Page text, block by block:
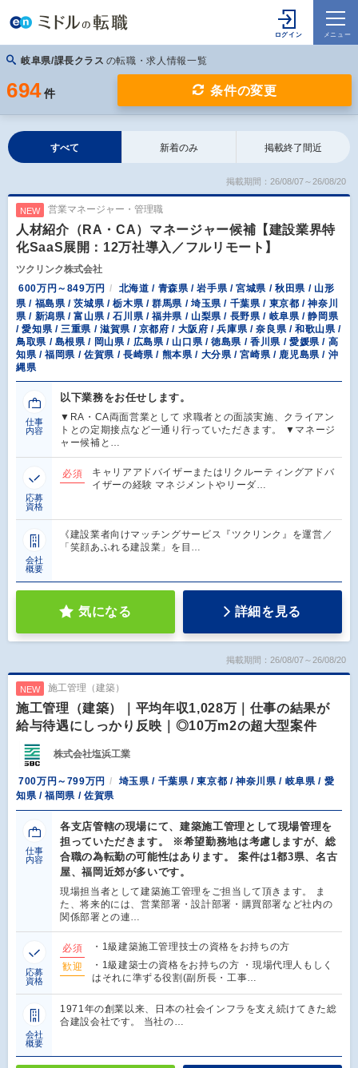
岐阜県/課長クラス の転職・求人情報一覧
694件 条件の変更
すべて 新着のみ 掲載終了間近
掲載期間：26/08/07～26/08/20
NEW 営業マネージャー・管理職
人材紹介（RA・CA）マネージャー候補【建設業界特
化SaaS展開：12万社導入／フルリモート】
ツクリンク株式会社
600万円～849万円
北海道 / 青森県 / 岩手県 / 宮城県 / 秋田県 / 山形
県 / 福島県 / 茨城県 / 栃木県 / 群馬県 / 埼玉県 / 千葉県 / 東京都 / 神奈川
県 / 新潟県 / 富山県 / 石川県 / 福井県 / 山梨県 / 長野県 / 岐阜県 / 静岡県
/ 愛知県 / 三重県 / 滋賀県 / 京都府 / 大阪府 / 兵庫県 / 奈良県 / 和歌山県 /
鳥取県 / 島根県 / 岡山県 / 広島県 / 山口県 / 徳島県 / 香川県 / 愛媛県 / 高
知県 / 福岡県 / 佐賀県 / 長崎県 / 熊本県 / 大分県 / 宮崎県 / 鹿児島県 / 沖
縄県
仕事
内容
以下業務をお任せします。
▼RA・CA両面営業として 求職者との面談実施、クライアン
トとの定期接点など一通り行っていただきます。 ▼マネージ
ャー候補と…
応募
資格
必須
キャリアアドバイザーまたはリクルーティングアドバ
イザーの経験 マネジメントやリーダ…
会社
概要
《建設業者向けマッチングサービス『ツクリンク』を運営／
「笑顔あふれる建設業」を目…
気になる 詳細を見る
掲載期間：26/08/07～26/08/20
NEW 施工管理（建築）
施工管理（建築）｜平均年収1,028万｜仕事の結果が
給与待遇にしっかり反映｜◎10万m2の超大型案件
株式会社塩浜工業
700万円～799万円
埼玉県 / 千葉県 / 東京都 / 神奈川県 / 岐阜県 / 愛
知県 / 福岡県 / 佐賀県
仕事
内容
各支店管轄の現場にて、建築施工管理として現場管理を
担っていただきます。 ※希望勤務地は考慮しますが、総
合職の為転勤の可能性はあります。 案件は1都3県、名古
屋、福岡近郊が多いです。
現場担当者として建築施工管理をご担当して頂きます。 ま
た、将来的には、営業部署・設計部署・購買部署など社内の
関係部署との連…
応募
資格
必須
・1級建築施工管理技士の資格をお持ちの方
歓迎
・1級建築士の資格をお持ちの方 ・現場代理人もしく
はそれに準ずる役割(副所長・工事…
会社
概要
1971年の創業以来、日本の社会インフラを支え続けてきた総
合建設会社です。 当社の…